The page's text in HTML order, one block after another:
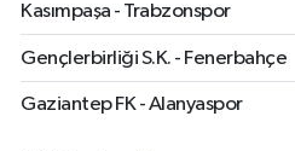
Kasımpaşa - Trabzonspor
Gençlerbirliği S.K. - Fenerbahçe
Gaziantep FK - Alanyaspor